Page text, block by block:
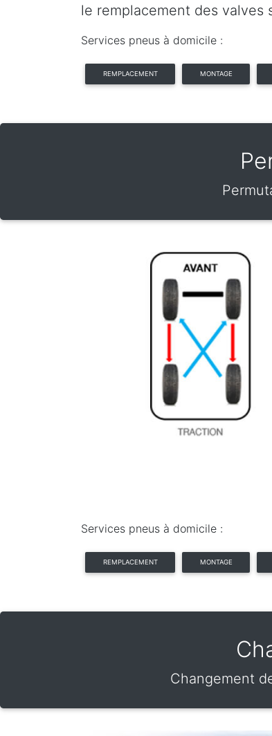
le remplacement des valves
Services pneus à domicile :
REMPLACEMENT MONTAGE
Services pneus à domicile :
REMPLACEMENT MONTAGE
Changement